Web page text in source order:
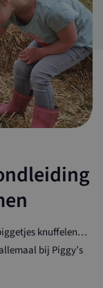
knuffelen…
bij Piggy’s